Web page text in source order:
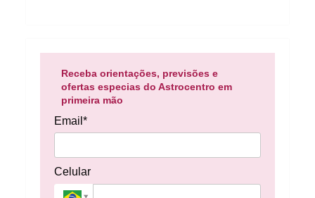
Receba orientações, previsões e
ofertas especias do Astrocentro em
primeira mão
Email*
Celular